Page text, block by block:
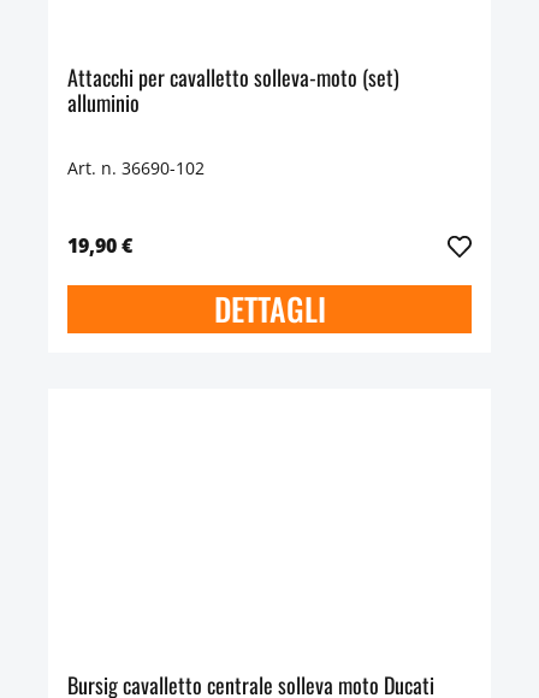
Attacchi per cavalletto solleva-moto (set)
alluminio
Art. n. 36690-102
19,90 €
DETTAGLI
Bursig cavalletto centrale solleva moto Ducati